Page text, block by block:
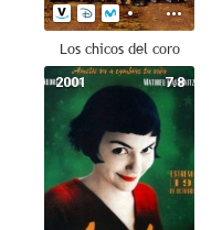
Los chicos del coro
7.8
2001